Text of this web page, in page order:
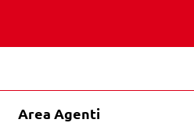
Area Agenti